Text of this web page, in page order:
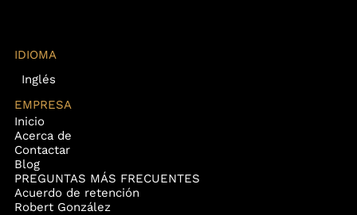
IDIOMA
Inglés
EMPRESA
Inicio
Acerca de
Contactar
Blog
PREGUNTAS MÁS FRECUENTES
Acuerdo de retención
Robert González